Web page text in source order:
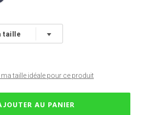
taille idéale pour ce produit
AU PANIER